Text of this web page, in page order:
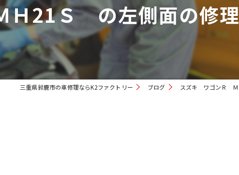
整備
ガラスリペア
21Ｓ の左側面の修理
三重県鈴鹿市の車修理ならK2ファクトリー ブログ スズキ ワゴンＲ